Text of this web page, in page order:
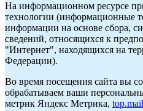
На информационном ресурсе
технологии (информационные
информации на основе сбора,
сведений, относящихся к
"Интернет", находящихся на
Федерации).
Во время посещения сайта вы
обрабатываем ваши
метрик Яндекс Метрика,